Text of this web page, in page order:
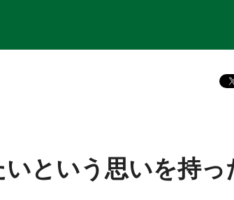
という思いを持っ